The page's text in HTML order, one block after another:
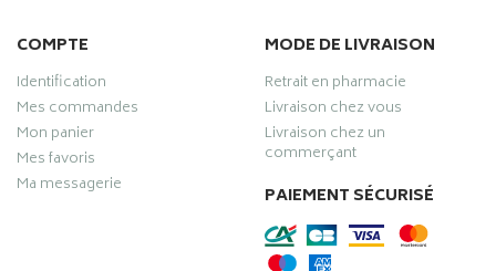
COMPTE
Identification
Mes commandes
Mon panier
Mes favoris
Ma messagerie
MODE DE LIVRAISON
Retrait en pharmacie
Livraison chez vous
Livraison chez un
commerçant
PAIEMENT SÉCURISÉ